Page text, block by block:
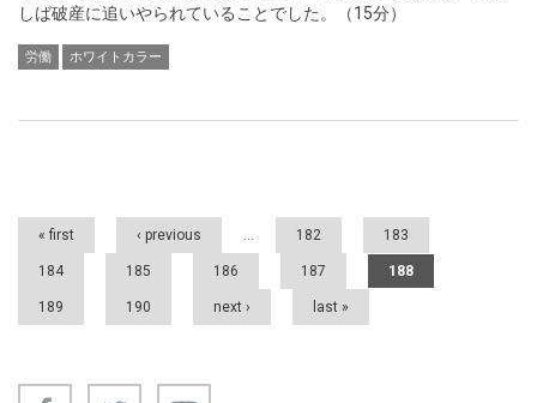
しば破産に追いやられていることでした。（15分）
労働 ホワイトカラー
Pages
« first ‹ previous 182 183
184 185 186 187 188
189 190 next › last »